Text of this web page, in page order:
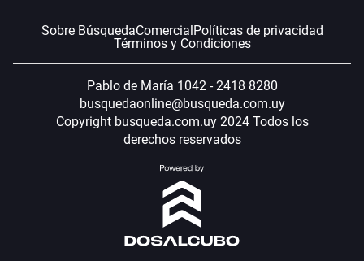
Sobre BúsquedaComercial Políticas de privacidad
Términos y Condiciones
Pablo de María 1042 - 2418 8280
busquedaonline@busqueda.com.uy
Copyright busqueda.com.uy 2024 Todos los
derechos reservados